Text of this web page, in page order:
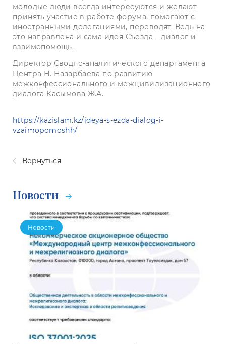
молодые люди всегда интересуются и желают
принять участие в работе форума, помогают с
иностранными делегациями, переводят. Ведь на
это направлена и сама идея Съезда – диалог и
взаимопомощь.
Директор Сводно-аналитического департамента
Центра Н. Назарбаева по развитию
межконфессионального и межцивилизационного
диалога Касымова Ж.А.
https://kazislam.kz/ideya-s-ezda-dialog-i-
vzaimopomoshh/
Вернуться
Новости
Новости